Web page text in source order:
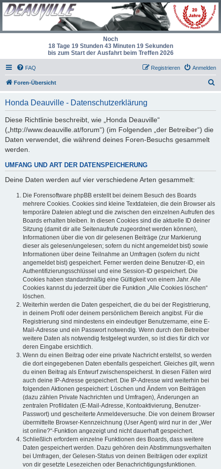
Noch
18 Tage 19 Stunden 43 Minuten 18 Sekunden
bis zum Start der Ausfahrt beim Treffen 2026
FAQ Anmelden
Registrieren
Foren-Übersicht
Honda Deauville - Datenschutzerklärung
Diese Richtlinie beschreibt, wie „Honda Deauville“
(„http://www.deauville.at/forum“) (im Folgenden „der Betreiber“) die
Daten verwendet, die während deines Foren-Besuchs gesammelt
werden.
UMFANG UND ART DER DATENSPEICHERUNG
Deine Daten werden auf vier verschiedene Arten gesammelt:
Die Forensoftware phpBB erstellt bei deinem Besuch des Boards
mehrere Cookies. Cookies sind kleine Textdateien, die dein Browser als
temporäre Dateien ablegt und die zwischen den einzelnen Aufrufen des
Boards erhalten bleiben. In diesen Cookies sind die aktuelle ID deiner
Sitzung (damit dir alle Seitenaufrufe zugeordnet werden können),
Informationen über die von dir gelesenen Beiträge (zur Markierung
dieser als gelesen/ungelesen; sofern du nicht angemeldet bist) sowie
Informationen über deine Teilnahme an Umfragen (sofern du nicht
angemeldet bist) gespeichert. Ferner werden deine Benutzer-ID, ein
Authentifizierungsschlüssel und eine Session-ID gespeichert. Die
Cookies haben standardmäßig eine Gültigkeit von einem Jahr. Alle
Cookies kannst du jederzeit über die Funktion „Alle Cookies löschen“
löschen.
Weiterhin werden die Daten gespeichert, die du bei der Registrierung,
in deinem Profil oder deinem persönlichem Bereich angibst. Für die
Registrierung sind mindestens ein eindeutiger Benutzername, eine E-
Mail-Adresse und ein Passwort notwendig. Wenn durch den Betreiber
weitere Daten als notwendig festgelegt wurden, so ist dies für dich vor
deren Eingabe ersichtlich.
Wenn du einen Beitrag oder eine private Nachricht erstellst, so werden
die dort eingegebenen Daten ebenfalls gespeichert. Gleiches gilt, wenn
du einen Beitrag als Entwurf zwischenspeicherst. In diesen Fällen wird
auch deine IP-Adresse gespeichert. Die IP-Adresse wird weiterhin bei
folgenden Aktionen gespeichert: Löschen und Ändern von Beiträgen
(dazu zählen Private Nachrichten und Umfragen), Änderungen an
zentralen Profildaten (E-Mail-Adresse, Kontoaktivierung, Benutzer-
Passwort) und gescheiterte Anmeldeversuche. Die von deinem Browser
übermittelte Browser-Kennzeichnung (User Agent) wird nur in der „Wer
ist online?“-Funktion angezeigt und nicht dauerhaft gespeichert.
Schließlich erfordern einzelne Funktionen des Boards, dass weitere
Daten gespeichert werden. Dazu gehören dein Abstimmungsverhalten
bei Umfragen, der Gelesen-Status von deinen Beiträgen oder explizit
von dir gesetzte Lesezeichen oder Benachrichtigungsfunktionen.